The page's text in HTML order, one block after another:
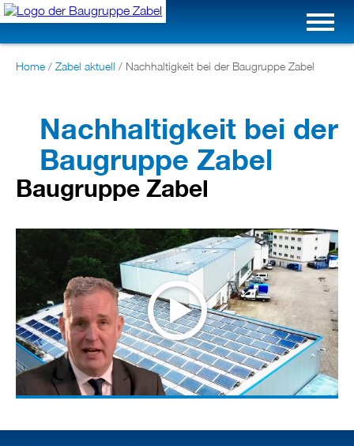
Home / Zabel aktuell / Nachhaltigkeit bei der Baugruppe Zabel
Nachhaltigkeit bei der
Baugruppe Zabel
Baugruppe Zabel